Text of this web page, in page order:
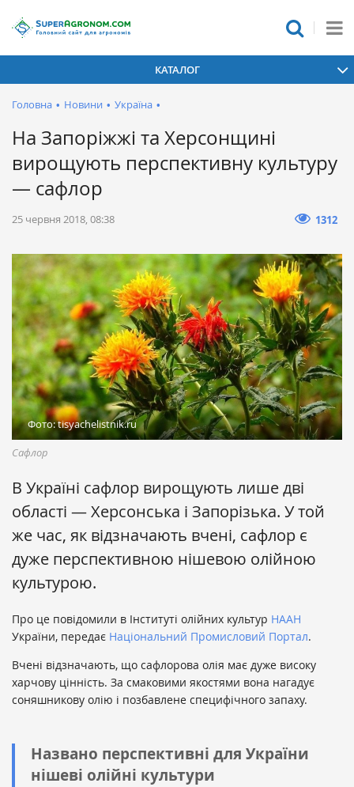
КАТАЛОГ
Головна • Новини • Україна •
На Запоріжжі та Херсонщині
вирощують перспективну культуру
— сафлор
25 червня 2018, 08:38 1312
Фото: tisyachelistnik.ru
Сафлор
В Україні сафлор вирощують лише дві
області — Херсонська і Запорізька. У той
же час, як відзначають вчені, сафлор є
дуже перспективною нішевою олійною
культурою.
Про це повідомили в Інституті олійних культур НААН
України, передає Національний Промисловий Портал.
Вчені відзначають, що сафлорова олія має дуже високу
харчову цінність. За смаковими якостями вона нагадує
соняшникову олію і позбавлене специфічного запаху.
Названо перспективні для України
нішеві олійні культури